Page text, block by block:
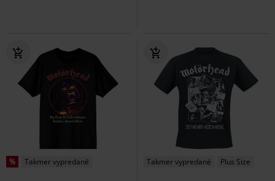
% Takmer vypredané Takmer vypredané Plus Size